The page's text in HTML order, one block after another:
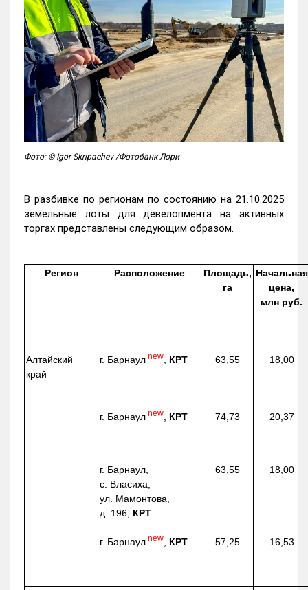
Фото: © Igor Skripachev /Фотобанк Лори
В разбивке по регионам по состоянию на 21.10.2025
земельные лоты для девелопмента на активных
торгах представлены следующим образом.
Регион Расположение
Площадь,
га
Начальная
цена,
млн руб.
Алтайский
край
г. Барнаул new КРТ 63,55 18,00
г. Барнаул new КРТ 74,73 20,37
г. Барнаул,
с. Власиха,
ул. Мамонтова,
д. 196, КРТ
63,55 18,00
г. Барнаул new КРТ 57,25 16,53